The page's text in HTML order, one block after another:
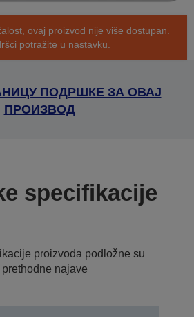
ovaj proizvod nije više dostupan.
potražite u nastavku.
ПОДРШКЕ ЗА ОВАЈ
ПРОИЗВОД
specifikacije
proizvoda podložne su
najave